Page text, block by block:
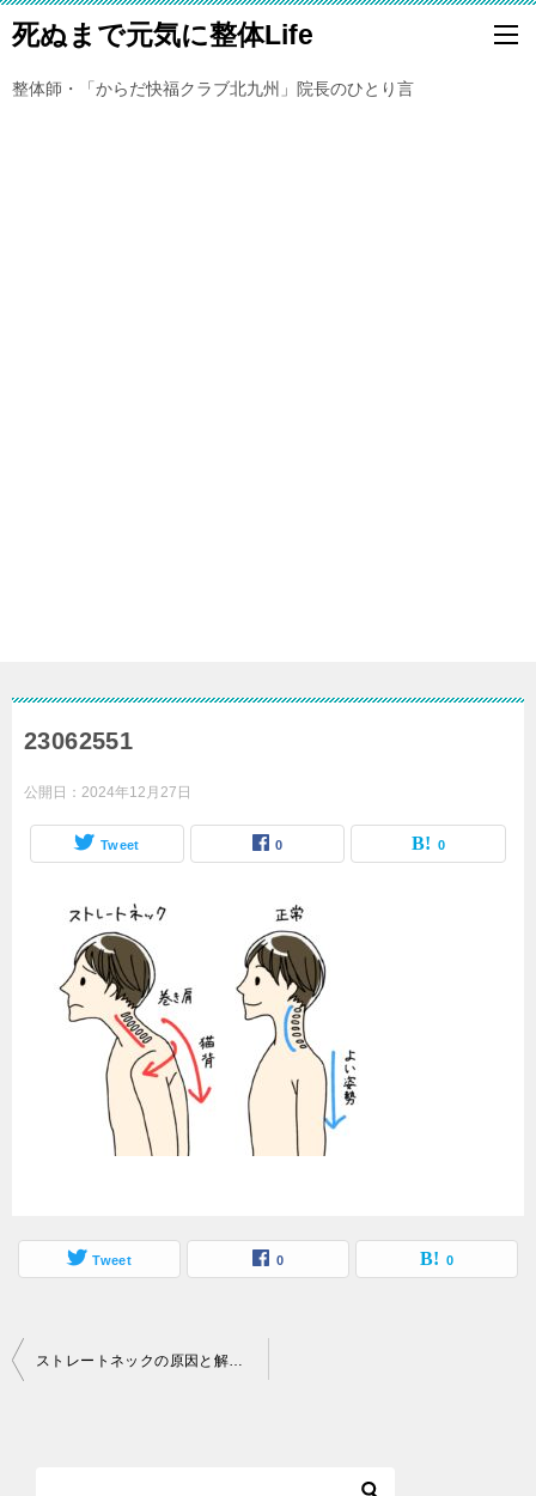
死ぬまで元気に整体Life
整体師・「からだ快福クラブ北九州」院長のひとり言
23062551
公開日： 2024年12月27日
Tweet 0 0
Tweet 0 0
投
ストレートネックの原因と解決法 整体で始める健康生活